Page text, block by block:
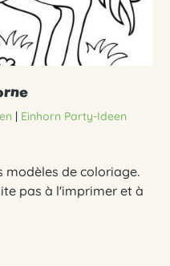
| Einhorn Party-Ideen
modèles de coloriage.
pas à l'imprimer et à